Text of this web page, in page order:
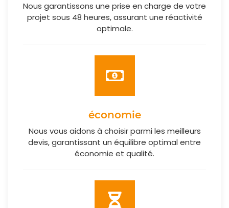
Nous garantissons une prise en charge de votre
projet sous 48 heures, assurant une réactivité
optimale.
économie
Nous vous aidons à choisir parmi les meilleurs
devis, garantissant un équilibre optimal entre
économie et qualité.